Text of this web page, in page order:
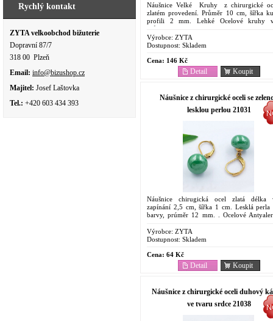
Rychlý kontakt
ZYTA velkoobchod bižuterie
Dopravní 87/7
318 00 Plzeň
Email: info@bizushop.cz
Majitel: Josef Laštovka
Tel.: +420 603 434 393
Náušnice Velké Kruhy z chirurgické
zlatém provedení. Průměr 10 cm, šířka
profili 2 mm. Lehké Ocelové kruhy
průměru.
Výrobce: ZYTA
Dostupnost: Skladem
Cena: 146 Kč
Koupit
Detail
Náušnice z chirurgické oceli se
lesklou perlou 21031
Náušnice chirugická ocel zlatá délka
zapínání 2,5 cm, šířka 1 cm. Lesklá perla
barvy, prúměr 12 mm. . Ocelové
pro...
Výrobce: ZYTA
Dostupnost: Skladem
Cena: 64 Kč
Koupit
Detail
Náušnice z chirurgické oceli duhový
ve tvaru srdce 21038